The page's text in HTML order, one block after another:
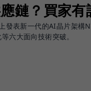
鏈？買家有
發表新一代的AI晶片架構
六大面向技術突破。